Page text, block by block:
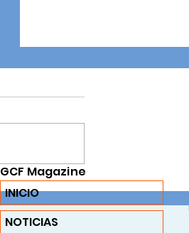
La Fuerza de Ser Mujer: Una
Exaltación del Coraje y la
Esperanza
GCF Magazine
INICIO
NOTICIAS